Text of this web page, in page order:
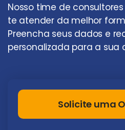
Solicite uma
Nosso time de
te atender da melhor
Preencha seus dados e
personalizada para a sua